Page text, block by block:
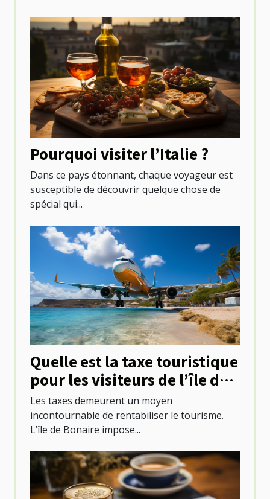
Pourquoi visiter l’Italie ?
Dans ce pays étonnant, chaque voyageur est
susceptible de découvrir quelque chose de
spécial qui...
Quelle est la taxe touristique
pour les visiteurs de l’île de
Bonaire ?
Les taxes demeurent un moyen
incontournable de rentabiliser le tourisme.
L’île de Bonaire impose...